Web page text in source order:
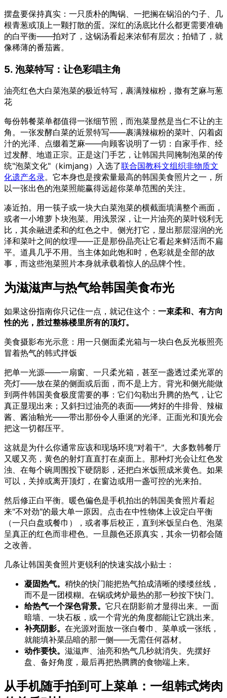
摆盘要保持真实：一只质朴的陶锅、一把搁在锅沿的勺子、几
根青葱或顶上一颗打散的蛋。深红的汤底比什么都更需要准确
的白平衡——拍对了，这锅汤看起来浓郁有层次；拍错了，就
像稀薄的番茄酱。
5. 泡菜特写：让色彩唱主角
油亮红色大白菜泡菜的极近特写，裹满辣椒粉，撒有芝麻与葱
花
每份韩餐菜单都值得一张细节照，而泡菜显然是当仁不让的主
角。一张发酵白菜的近景特写——裹满辣椒粉的菜叶、闪着卤
汁的光泽、点缀着芝麻——向顾客说明了一切：自家手作、经
过发酵、地道正宗。正是这门手艺，让韩国共同腌制泡菜的传
统"泡菜文化"（kimjang）入选了联合国教科文组织非物质文
化遗产名录。它本身也是搜索量最高的韩国美食照片之一，所
以一张出色的泡菜照能赢得远超你菜单范围的关注。
凑近拍。用一筷子或一块大白菜泡菜的横截面填满整个画面，
或者一小堆萝卜块泡菜。用浅景深，让一片油亮的菜叶锐利无
比，其余融进柔和的红色之中。侧光打它，显出那层湿润的光
泽和菜叶之间的纹理——正是那份晶亮让它看起来鲜活而不扁
平。道具几乎不用。当主体如此饱和时，色彩就是全部的故
事，而这些泡菜照片本身就承载着惊人的品牌个性。
为滋滋声与热气给韩国美食布光
如果这份指南你只记住一点，就记住这个： 一束柔和、有方向
性的光，胜过整栋楼里所有的顶灯。
美食摄影布光示意：用一只侧面柔光箱与一块白色反光板照亮
冒着热气的韩式拌饭
把单一光源——一扇窗、一只柔光箱，甚至一盏透过柔光罩的
亮灯——放在菜的侧面或后面，而不是上方。背光和侧光能做
到两件韩国美食极度需要的事：它们勾勒出升腾的热气，让它
真正显现出来；又斜扫过油亮的表面——烤好的牛排骨、辣椒
酱、酱油釉光——带出那份令人垂涎的光泽。正面光和顶光会
把这一切都压平。
这就是为什么你通常应该和现场环境"对着干"。大多数韩餐厅
又暖又亮，黄色的射灯直直打在桌面上。那种灯光会让红色发
浊、在每个碗周围投下硬阴影，还把白米饭照成米黄色。如果
可以，关掉或离开顶灯，在窗边或用一盏可控的光来拍。
然后修正白平衡。暖色偏色是手机拍出的韩国美食照片看起
来"不对劲"的最大单一原因。点击在中性物体上设定白平衡
（一只白盘或餐巾），或者事后校正，直到米饭呈白色、泡菜
呈真正的红色而非橙色。一旦颜色还原真实，其余一切都会随
之改善。
几条让韩国美食照片更锐利的快速实战小贴士：
凝固热气。 稍快的快门能把热气拍成清晰的缕缕丝线，
而不是一团模糊。在锅或烤炉最热的那一秒按下快门。
给热气一个深色背景。 它只在阴影前才显得出来。一面
暗墙、一块石板，或一个背光的角度都能让它跳出来。
补亮阴影。 在光源对面放一张白餐巾、菜单或一张纸，
就能填补菜品暗的那一侧——无需任何器材。
动作要快。 滋滋声、油亮和热气几秒就消失。先摆好
盘、备好角度，最后再把热腾腾的食物端上来。
从手机随手拍到可上菜单：一组韩式烤肉